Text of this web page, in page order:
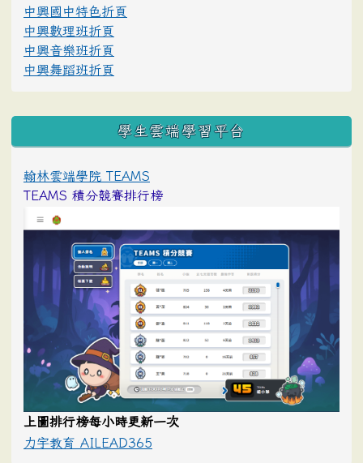
中興國中特色折頁
中興數理班折頁
中興音樂班折頁
中興舞蹈班折頁
學生雲端學習平台
翰林雲端學院 TEAMS
TEAMS 積分競賽排行榜
上圖排行榜每小時更新一次
力宇教育 AILEAD365